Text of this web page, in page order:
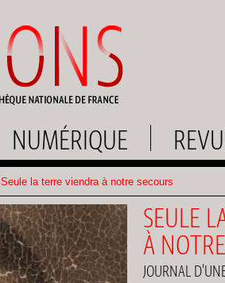
NUMÉRIQUE
Seule la terre viendra à notre secours
SEULE
À
JOURNAL